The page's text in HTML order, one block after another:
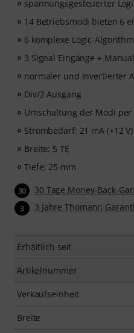
spannungsgesteuerter
14 Betriebsmodi bieten 6
6 komplexe Logic-
3 Signal Eingänge +
normaler und invertierter
Div/2 Ausgang
Umschaltung der Modi per
Strombedarf: 21 mA (+12
Breite: 5 TE
Tiefe: 25 mm
30 30 Tage Money-Back-
3 3 Jahre Thomann
Erhältlich seit
Artikelnummer
Verkaufseinheit
Breite